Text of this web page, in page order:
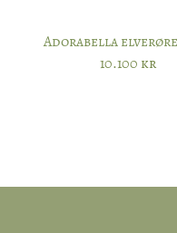
Adorabella
10.100 kr